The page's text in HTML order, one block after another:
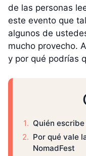
de las personas
este evento que
algunos de
mucho provecho.
y por qué podrías
Quién
Por qué vale
NomadFest